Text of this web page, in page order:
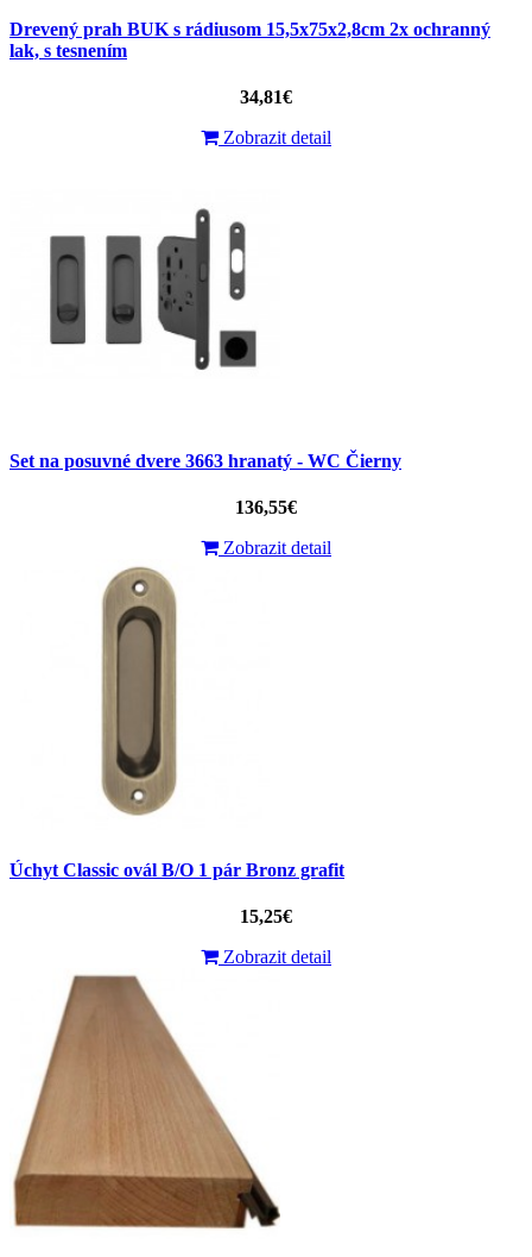
Drevený prah BUK s rádiusom 15,5x75x2,8cm 2x ochranný
lak, s tesnením
34,81€
Zobrazit detail
Set na posuvné dvere 3663 hranatý - WC Čierny
136,55€
Zobrazit detail
Úchyt Classic ovál B/O 1 pár Bronz grafit
15,25€
Zobrazit detail